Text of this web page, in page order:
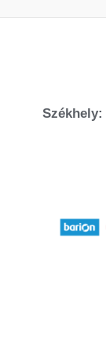
Székhely: